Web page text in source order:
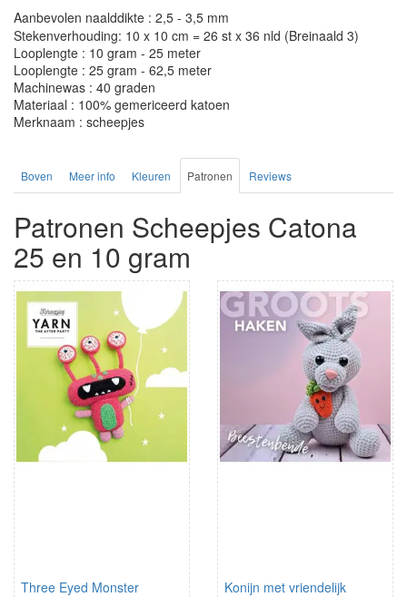
Aanbevolen naalddikte : 2,5 - 3,5 mm
Stekenverhouding: 10 x 10 cm = 26 st x 36 nld (Breinaald 3)
Looplengte : 10 gram - 25 meter
Looplengte : 25 gram - 62,5 meter
Machinewas : 40 graden
Materiaal : 100% gemericeerd katoen
Merknaam : scheepjes
Boven Meer info Kleuren Patronen Reviews
Patronen Scheepjes Catona
25 en 10 gram
Three Eyed Monster
Konijn met vriendelijk